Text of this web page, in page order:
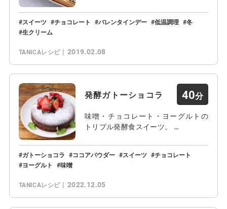
スイーツ チョコレート バレンタインデー 低温調理
冬
生クリーム
TANICAレシピ 2019.02.08
発酵ガトーショコラ 40
味噌・チョコレート・ヨーグルトの
トリプル発酵食スイーツ。 …
ガトーショコラ ココアパウダー スイーツ
チョコレート
ヨーグルト
味噌
TANICAレシピ 2022.12.05